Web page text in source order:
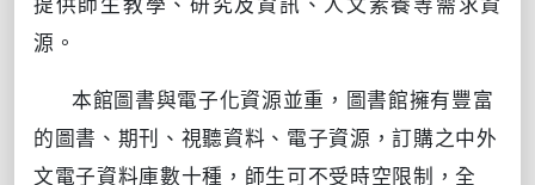
提供師生教學、研究及資訊、人文素養等需求資
源。
本館圖書與電子化資源並重，圖書館擁有豐富
的圖書、期刊、視聽資料、電子資源，訂購之中外
文電子資料庫數十種，師生可不受時空限制，全